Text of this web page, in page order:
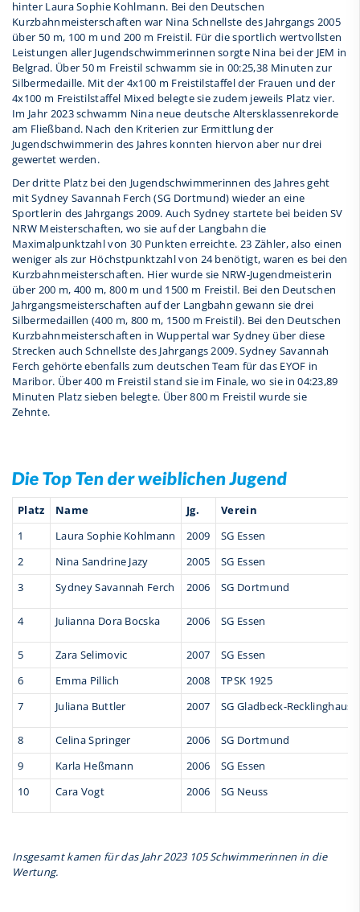
hinter Laura Sophie Kohlmann. Bei den Deutschen
Kurzbahnmeisterschaften war Nina Schnellste des Jahrgangs 2005
über 50 m, 100 m und 200 m Freistil. Für die sportlich wertvollsten
Leistungen aller Jugendschwimmerinnen sorgte Nina bei der JEM in
Belgrad. Über 50 m Freistil schwamm sie in 00:25,38 Minuten zur
Silbermedaille. Mit der 4x100 m Freistilstaffel der Frauen und der
4x100 m Freistilstaffel Mixed belegte sie zudem jeweils Platz vier.
Im Jahr 2023 schwamm Nina neue deutsche Altersklassenrekorde
am Fließband. Nach den Kriterien zur Ermittlung der
Jugendschwimmerin des Jahres konnten hiervon aber nur drei
gewertet werden.
Der dritte Platz bei den Jugendschwimmerinnen des Jahres geht
mit Sydney Savannah Ferch (SG Dortmund) wieder an eine
Sportlerin des Jahrgangs 2009. Auch Sydney startete bei beiden SV
NRW Meisterschaften, wo sie auf der Langbahn die
Maximalpunktzahl von 30 Punkten erreichte. 23 Zähler, also einen
weniger als zur Höchstpunktzahl von 24 benötigt, waren es bei den
Kurzbahnmeisterschaften. Hier wurde sie NRW-Jugendmeisterin
über 200 m, 400 m, 800 m und 1500 m Freistil. Bei den Deutschen
Jahrgangsmeisterschaften auf der Langbahn gewann sie drei
Silbermedaillen (400 m, 800 m, 1500 m Freistil). Bei den Deutschen
Kurzbahnmeisterschaften in Wuppertal war Sydney über diese
Strecken auch Schnellste des Jahrgangs 2009. Sydney Savannah
Ferch gehörte ebenfalls zum deutschen Team für das EYOF in
Maribor. Über 400 m Freistil stand sie im Finale, wo sie in 04:23,89
Minuten Platz sieben belegte. Über 800 m Freistil wurde sie
Zehnte.
Die Top Ten der weiblichen Jugend
Platz Name Jg.
Verein
1
Laura Sophie Kohlmann 2009
SG Essen
2
Nina Sandrine Jazy 2005
SG Essen
3
Sydney Savannah Ferch 2006 SG Dortmund
4 Julianna Dora Bocska 2006 SG Essen
5 Zara Selimovic 2007
SG Essen
6
Emma Pillich 2008
TPSK 1925
7
Juliana Buttler 2007 SG Gladbeck-
8 Celina Springer 2006
SG Dortmund
9
Karla Heßmann 2006
SG Essen
10
Cara Vogt 2006 SG Neuss
Insgesamt kamen für das Jahr 2023 105 Schwimmerinnen in die
Wertung.